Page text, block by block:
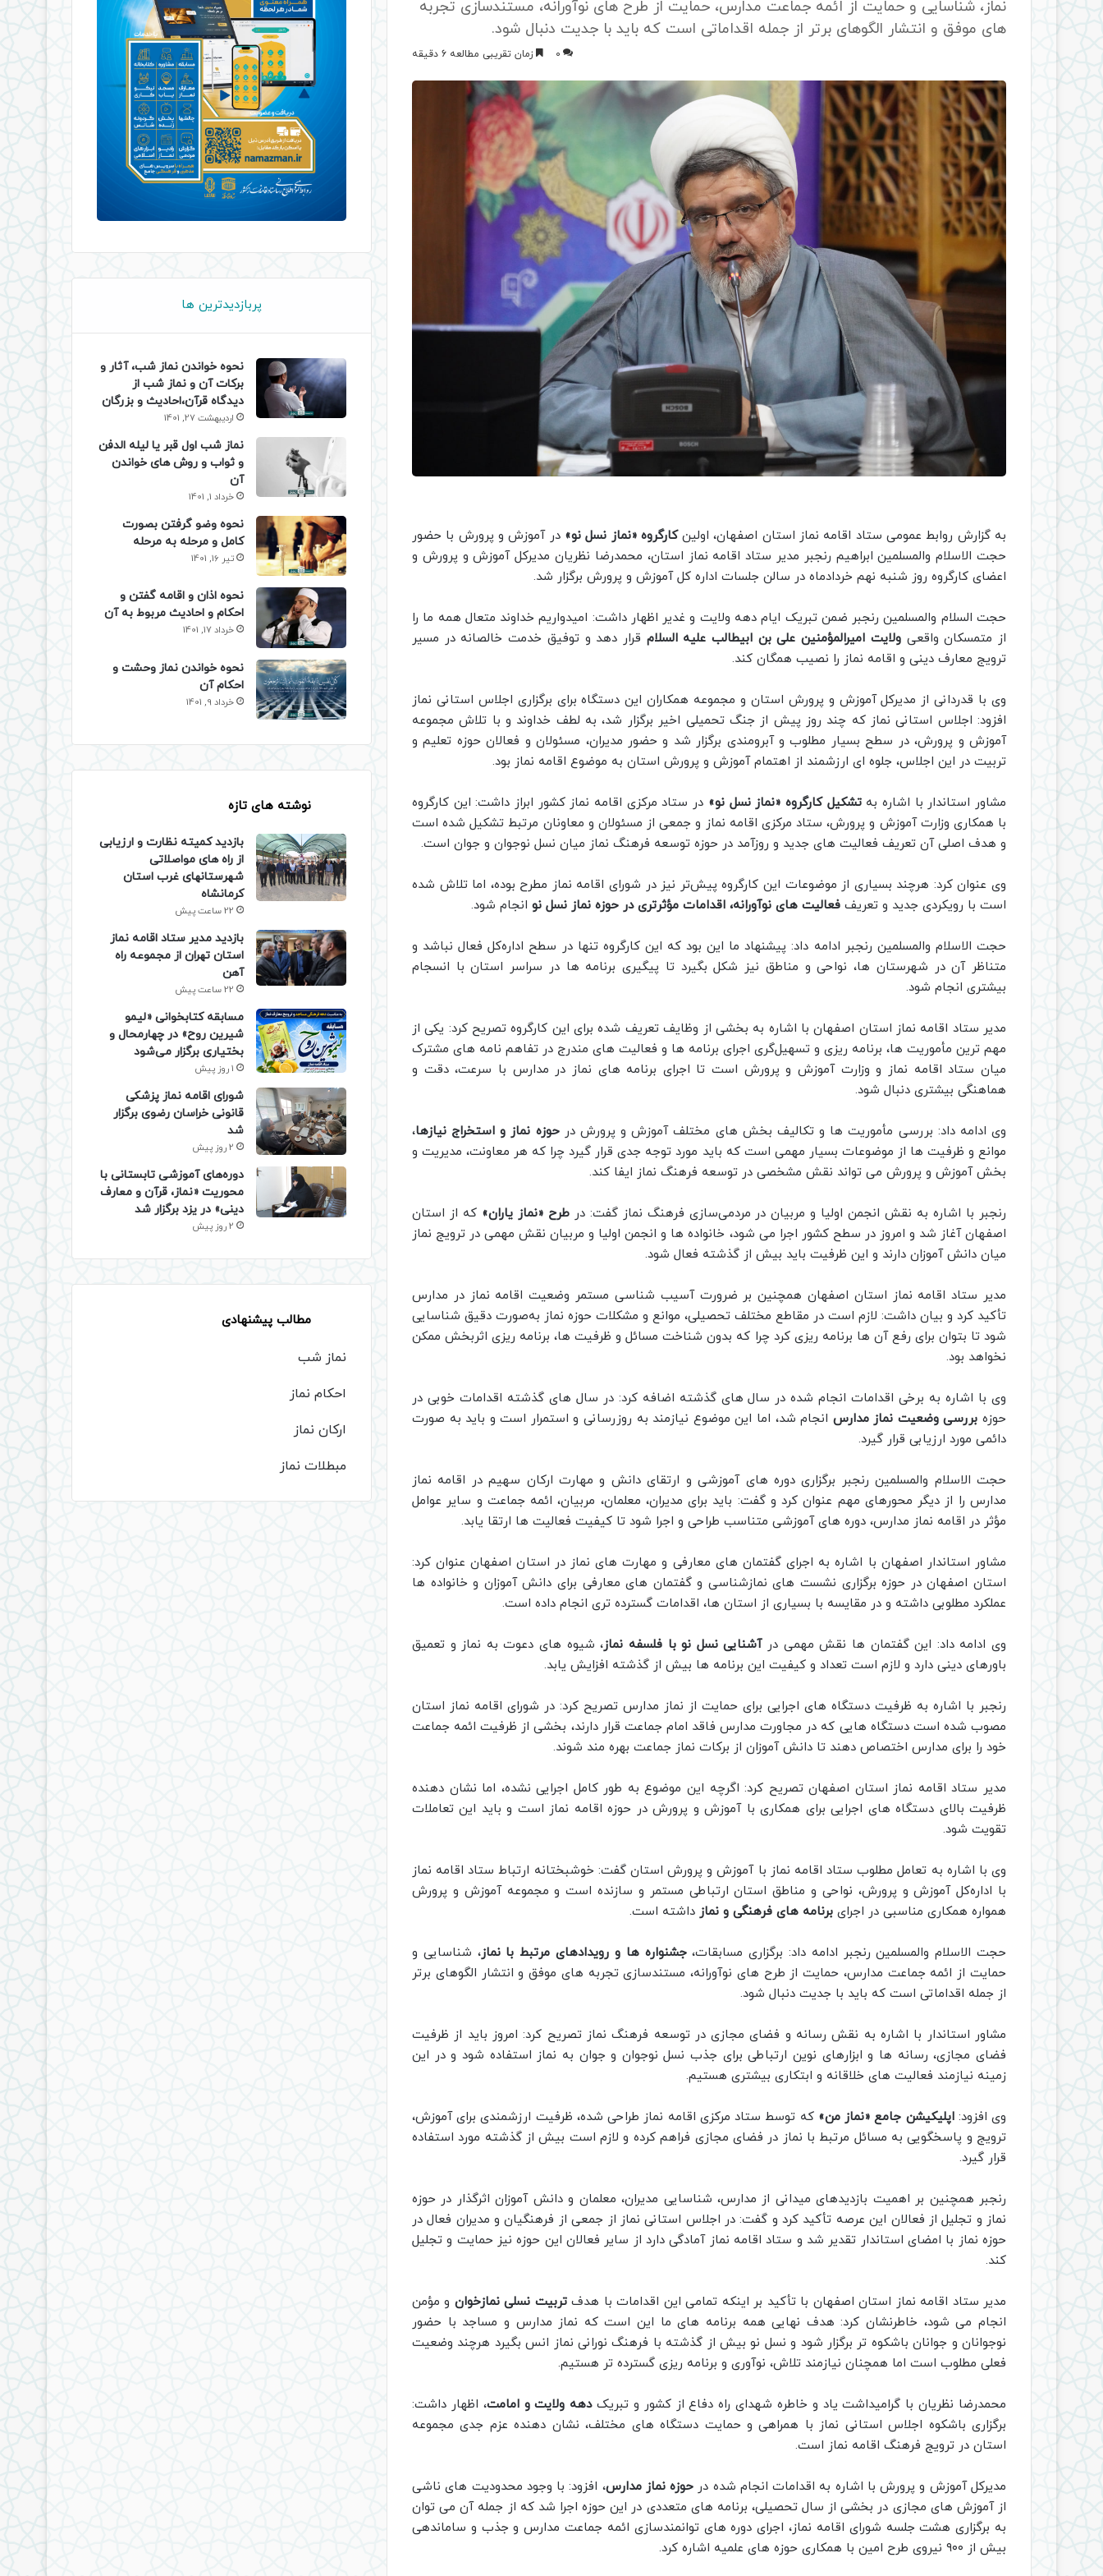
نماز، شناسایی و حمایت از ائمه جماعت مدارس، حمایت از طرح های نوآورانه، مستندسازی تجربه
های موفق و انتشار الگوهای برتر از جمله اقداماتی است که باید با جدیت دنبال شود.
0 زمان تقریبی مطالعه 6 دقیقه
به گزارش روابط عمومی ستاد اقامه نماز استان اصفهان، اولینکارگروه «نماز نسل نو» در آموزش و پرورش با حضور
حجت الاسلام والمسلمین ابراهیم رنجبر مدیر ستاد اقامه نماز استان، محمدرضا نظریان مدیرکل آموزش و پرورش و
اعضای کارگروه روز شنبه نهم خردادماه در سالن جلسات اداره کل آموزش و پرورش برگزار شد.
حجت السلام والمسلمین رنجبر ضمن تبریک ایام دهه ولایت و غدیر اظهار داشت: امیدواریم خداوند متعال همه ما را
از متمسکان واقعیولایت امیرالمؤمنین علی بن ابیطالب علیه السلام قرار دهد و توفیق خدمت خالصانه در مسیر
ترویج معارف دینی و اقامه نماز را نصیب همگان کند.
وی با قدردانی از مدیرکل آموزش و پرورش استان و مجموعه همکاران این دستگاه برای برگزاری اجلاس استانی نماز
افزود: اجلاس استانی نماز که چند روز پیش از جنگ تحمیلی اخیر برگزار شد، به لطف خداوند و با تلاش مجموعه
آموزش و پرورش، در سطح بسیار مطلوب و آبرومندی برگزار شد و حضور مدیران، مسئولان و فعالان حوزه تعلیم و
تربیت در این اجلاس، جلوه ای ارزشمند از اهتمام آموزش و پرورش استان به موضوع اقامه نماز بود.
مشاور استاندار با اشاره به تشکیل کارگروه «نماز نسل نو» در ستاد مرکزی اقامه نماز کشور ابراز داشت: این کارگروه
با همکاری وزارت آموزش و پرورش، ستاد مرکزی اقامه نماز و جمعی از مسئولان و معاونان مرتبط تشکیل شده است
و هدف اصلی آن تعریف فعالیت های جدید و روزآمد در حوزه توسعه فرهنگ نماز میان نسل نوجوان و جوان است.
وی عنوان کرد: هرچند بسیاری از موضوعات این کارگروه پیش‌تر نیز در شورای اقامه نماز مطرح بوده، اما تلاش شده
است با رویکردی جدید و تعریف فعالیت های نوآورانه، اقدامات مؤثرتری در حوزه نماز نسل نو انجام شود.
حجت الاسلام والمسلمین رنجبر ادامه داد: پیشنهاد ما این بود که این کارگروه تنها در سطح اداره‌کل فعال نباشد و
متناظر آن در شهرستان ها، نواحی و مناطق نیز شکل بگیرد تا پیگیری برنامه ها در سراسر استان با انسجام
بیشتری انجام شود.
مدیر ستاد اقامه نماز استان اصفهان با اشاره به بخشی از وظایف تعریف شده برای این کارگروه تصریح کرد: یکی از
مهم ترین مأموریت ها، برنامه ریزی و تسهیل‌گری اجرای برنامه ها و فعالیت های مندرج در تفاهم نامه های مشترک
میان ستاد اقامه نماز و وزارت آموزش و پرورش است تا اجرای برنامه های نماز در مدارس با سرعت، دقت و
هماهنگی بیشتری دنبال شود.
وی ادامه داد: بررسی مأموریت ها و تکالیف بخش های مختلف آموزش و پرورش در حوزه نماز و استخراج نیازها،
موانع و ظرفیت ها از موضوعات بسیار مهمی است که باید مورد توجه جدی قرار گیرد چرا که هر معاونت، مدیریت و
بخش آموزش و پرورش می تواند نقش مشخصی در توسعه فرهنگ نماز ایفا کند.
رنجبر با اشاره به نقش انجمن اولیا و مربیان در مردمی‌سازی فرهنگ نماز گفت: در طرح «نماز یاران» که از استان
اصفهان آغاز شد و امروز در سطح کشور اجرا می شود، خانواده ها و انجمن اولیا و مربیان نقش مهمی در ترویج نماز
میان دانش آموزان دارند و این ظرفیت باید بیش از گذشته فعال شود.
مدیر ستاد اقامه نماز استان اصفهان همچنین بر ضرورت آسیب شناسی مستمر وضعیت اقامه نماز در مدارس
تأکید کرد و بیان داشت: لازم است در مقاطع مختلف تحصیلی، موانع و مشکلات حوزه نماز به‌صورت دقیق شناسایی
شود تا بتوان برای رفع آن ها برنامه ریزی کرد چرا که بدون شناخت مسائل و ظرفیت ها، برنامه ریزی اثربخش ممکن
نخواهد بود.
وی با اشاره به برخی اقدامات انجام شده در سال های گذشته اضافه کرد: در سال های گذشته اقدامات خوبی در
حوزه بررسی وضعیت نماز مدارس انجام شد، اما این موضوع نیازمند به روزرسانی و استمرار است و باید به صورت
دائمی مورد ارزیابی قرار گیرد.
حجت الاسلام والمسلمین رنجبر برگزاری دوره های آموزشی و ارتقای دانش و مهارت ارکان سهیم در اقامه نماز
مدارس را از دیگر محورهای مهم عنوان کرد و گفت: باید برای مدیران، معلمان، مربیان، ائمه جماعت و سایر عوامل
مؤثر در اقامه نماز مدارس، دوره های آموزشی متناسب طراحی و اجرا شود تا کیفیت فعالیت ها ارتقا یابد.
مشاور استاندار اصفهان با اشاره به اجرای گفتمان های معارفی و مهارت های نماز در استان اصفهان عنوان کرد:
استان اصفهان در حوزه برگزاری نشست های نمازشناسی و گفتمان های معارفی برای دانش آموزان و خانواده ها
عملکرد مطلوبی داشته و در مقایسه با بسیاری از استان ها، اقدامات گسترده تری انجام داده است.
وی ادامه داد: این گفتمان ها نقش مهمی درآشنایی نسل نو با فلسفه نماز، شیوه های دعوت به نماز و تعمیق
باورهای دینی دارد و لازم است تعداد و کیفیت این برنامه ها بیش از گذشته افزایش یابد.
رنجبر با اشاره به ظرفیت دستگاه های اجرایی برای حمایت از نماز مدارس تصریح کرد: در شورای اقامه نماز استان
مصوب شده است دستگاه هایی که در مجاورت مدارس فاقد امام جماعت قرار دارند، بخشی از ظرفیت ائمه جماعت
خود را برای مدارس اختصاص دهند تا دانش آموزان از برکات نماز جماعت بهره مند شوند.
مدیر ستاد اقامه نماز استان اصفهان تصریح کرد: اگرچه این موضوع به طور کامل اجرایی نشده، اما نشان دهنده
ظرفیت بالای دستگاه های اجرایی برای همکاری با آموزش و پرورش در حوزه اقامه نماز است و باید این تعاملات
تقویت شود.
وی با اشاره به تعامل مطلوب ستاد اقامه نماز با آموزش و پرورش استان گفت: خوشبختانه ارتباط ستاد اقامه نماز
با اداره‌کل آموزش و پرورش، نواحی و مناطق استان ارتباطی مستمر و سازنده است و مجموعه آموزش و پرورش
همواره همکاری مناسبی در اجرای برنامه های فرهنگی و نماز داشته است.
حجت الاسلام والمسلمین رنجبر ادامه داد: برگزاری مسابقات،جشنواره ها و رویدادهای مرتبط با نماز، شناسایی و
حمایت از ائمه جماعت مدارس، حمایت از طرح های نوآورانه، مستندسازی تجربه های موفق و انتشار الگوهای برتر
از جمله اقداماتی است که باید با جدیت دنبال شود.
مشاور استاندار با اشاره به نقش رسانه و فضای مجازی در توسعه فرهنگ نماز تصریح کرد: امروز باید از ظرفیت
فضای مجازی، رسانه ها و ابزارهای نوین ارتباطی برای جذب نسل نوجوان و جوان به نماز استفاده شود و در این
زمینه نیازمند فعالیت های خلاقانه و ابتکاری بیشتری هستیم.
وی افزود:اپلیکیشن جامع «نماز من» که توسط ستاد مرکزی اقامه نماز طراحی شده، ظرفیت ارزشمندی برای آموزش،
ترویج و پاسخگویی به مسائل مرتبط با نماز در فضای مجازی فراهم کرده و لازم است بیش از گذشته مورد استفاده
قرار گیرد.
رنجبر همچنین بر اهمیت بازدیدهای میدانی از مدارس، شناسایی مدیران، معلمان و دانش آموزان اثرگذار در حوزه
نماز و تجلیل از فعالان این عرصه تأکید کرد و گفت: در اجلاس استانی نماز از جمعی از فرهنگیان و مدیران فعال در
حوزه نماز با امضای استاندار تقدیر شد و ستاد اقامه نماز آمادگی دارد از سایر فعالان این حوزه نیز حمایت و تجلیل
کند.
مدیر ستاد اقامه نماز استان اصفهان با تأکید بر اینکه تمامی این اقدامات با هدفتربیت نسلی نمازخوان و مؤمن
انجام می شود، خاطرنشان کرد: هدف نهایی همه برنامه های ما این است که نماز مدارس و مساجد با حضور
نوجوانان و جوانان باشکوه تر برگزار شود و نسل نو بیش از گذشته با فرهنگ نورانی نماز انس بگیرد هرچند وضعیت
فعلی مطلوب است اما همچنان نیازمند تلاش، نوآوری و برنامه ریزی گسترده تر هستیم.
محمدرضا نظریان با گرامیداشت یاد و خاطره شهدای راه دفاع از کشور و تبریکدهه ولایت و امامت، اظهار داشت:
برگزاری باشکوه اجلاس استانی نماز با همراهی و حمایت دستگاه های مختلف، نشان دهنده عزم جدی مجموعه
استان در ترویج فرهنگ اقامه نماز است.
مدیرکل آموزش و پرورش با اشاره به اقدامات انجام شده در حوزه نماز مدارس، افزود: با وجود محدودیت های ناشی
از آموزش های مجازی در بخشی از سال تحصیلی، برنامه های متعددی در این حوزه اجرا شد که از جمله آن می توان
به برگزاری هشت جلسه شورای اقامه نماز، اجرای دوره های توانمندسازی ائمه جماعت مدارس و جذب و ساماندهی
بیش از ۹۰۰ نیروی طرح امین با همکاری حوزه های علمیه اشاره کرد.
پربازدیدترین ها
نحوه خواندن نماز شب، آثار و
برکات آن و نماز شب از
دیدگاه قرآن،احادیث و بزرگان
اردیبهشت 27, 1401
نماز شب اول قبر یا لیله الدفن
و ثواب و روش های خواندن
آن
خرداد 1, 1401
نحوه وضو گرفتن بصورت
کامل و مرحله به مرحله
تیر 16, 1401
نحوه اذان و اقامه گفتن و
احکام و احادیث مربوط به آن
خرداد 17, 1401
نحوه خواندن نماز وحشت و
احکام آن
خرداد 9, 1401
نوشته های تازه
بازدید کمیته نظارت و ارزیابی
از راه های مواصلاتی
شهرستانهای غرب استان
کرمانشاه
22 ساعت پیش
بازدید مدیر ستاد اقامه نماز
استان تهران از مجموعه راه
آهن
22 ساعت پیش
مسابقه کتابخوانی «لیمو
شیرین روح» در چهارمحال و
بختیاری برگزار می‌شود
1 روز پیش
شورای اقامه نماز پزشکی
قانونی خراسان رضوی برگزار
شد
2 روز پیش
دوره‌های آموزشی تابستانی با
محوریت «نماز، قرآن و معارف
دینی» در یزد برگزار شد
2 روز پیش
مطالب پیشنهادی
نماز شب
احکام نماز
ارکان نماز
مبطلات نماز